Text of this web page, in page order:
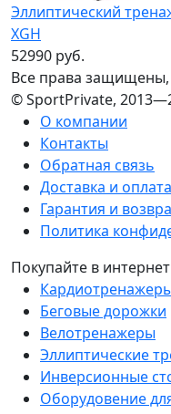
Эллиптический
XGH
52990 руб.
Все права защищены,
© SportPrivate,
О компании
Контакты
Обратная связь
Доставка и оплата
Гарантия и
Политика
Покупайте в
Беговые дорожки
Велотренажеры
Эллиптические
Инверсионные
Оборудовение